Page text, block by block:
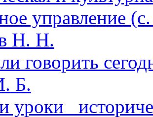
управление
Н. Н.
говорить
Б.
уроки